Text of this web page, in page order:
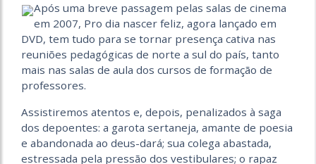
Após uma breve passagem pelas salas de cinema
em 2007, Pro dia nascer feliz, agora lançado em
DVD, tem tudo para se tornar presença cativa nas
reuniões pedagógicas de norte a sul do país, tanto
mais nas salas de aula dos cursos de formação de
professores.
Assistiremos atentos e, depois, penalizados à saga
dos depoentes: a garota sertaneja, amante de poesia
e abandonada ao deus-dará; sua colega abastada,
estressada pela pressão dos vestibulares; o rapaz